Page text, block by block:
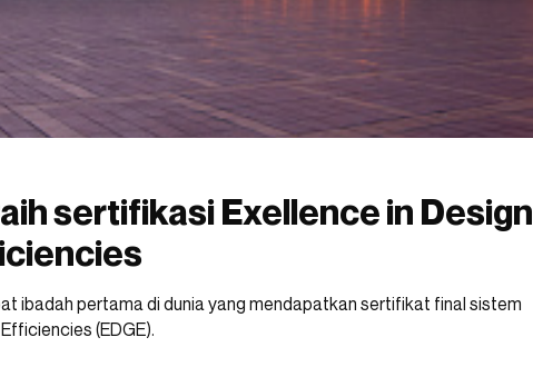
sertifikasi Exellence in Design
ibadah pertama di dunia yang mendapatkan sertifikat final sistem
(EDGE).